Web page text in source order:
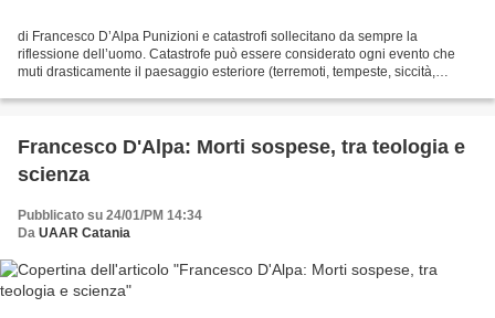
di Francesco D’Alpa Punizioni e catastrofi sollecitano da sempre la
riflessione dell’uomo. Catastrofe può essere considerato ogni evento che
muti drasticamente il paesaggio esteriore (terremoti, tempeste, siccità,
Francesco D'Alpa: Morti sospese, tra teologia e
scienza
Pubblicato su 24/01/PM 14:34
Da UAAR Catania